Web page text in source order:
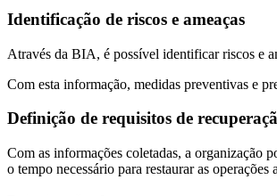
Identificação de riscos e ameaças
Através da BIA, é possível identificar riscos e
Com esta informação, medidas preventivas e
Definição de requisitos de
Com as informações coletadas, a organização
o tempo necessário para restaurar as operações